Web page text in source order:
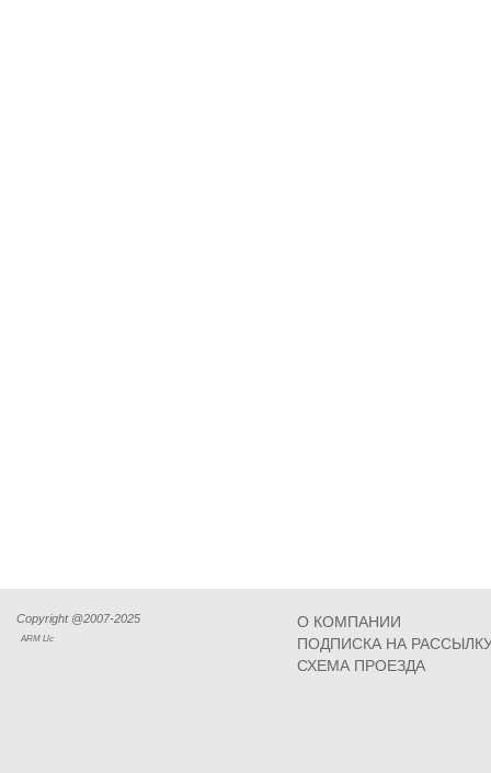
Copyright @2007-2025
ARM Llc
О КОМПАНИИ
ПОДПИСКА НА
СХЕМА ПРОЕЗДА